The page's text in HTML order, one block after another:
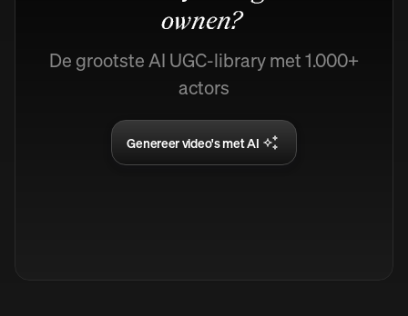
ownen?
De grootste AI UGC-library met 1.000+
actors
Genereer video's met AI